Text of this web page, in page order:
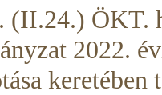
(II.24.) ÖKT.
2022.
keretében